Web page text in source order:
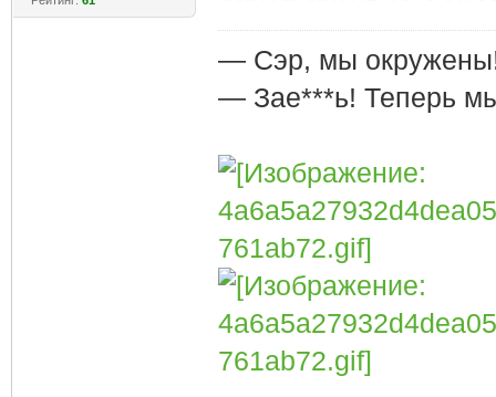
— Сэр, мы
— Зае***ь! Теперь